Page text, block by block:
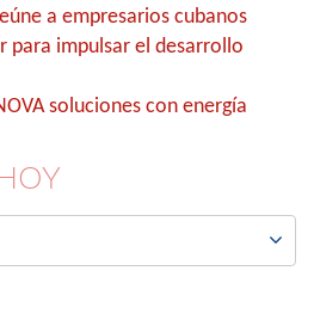
a empresarios cubanos
para impulsar el desarrollo
soluciones con energía
